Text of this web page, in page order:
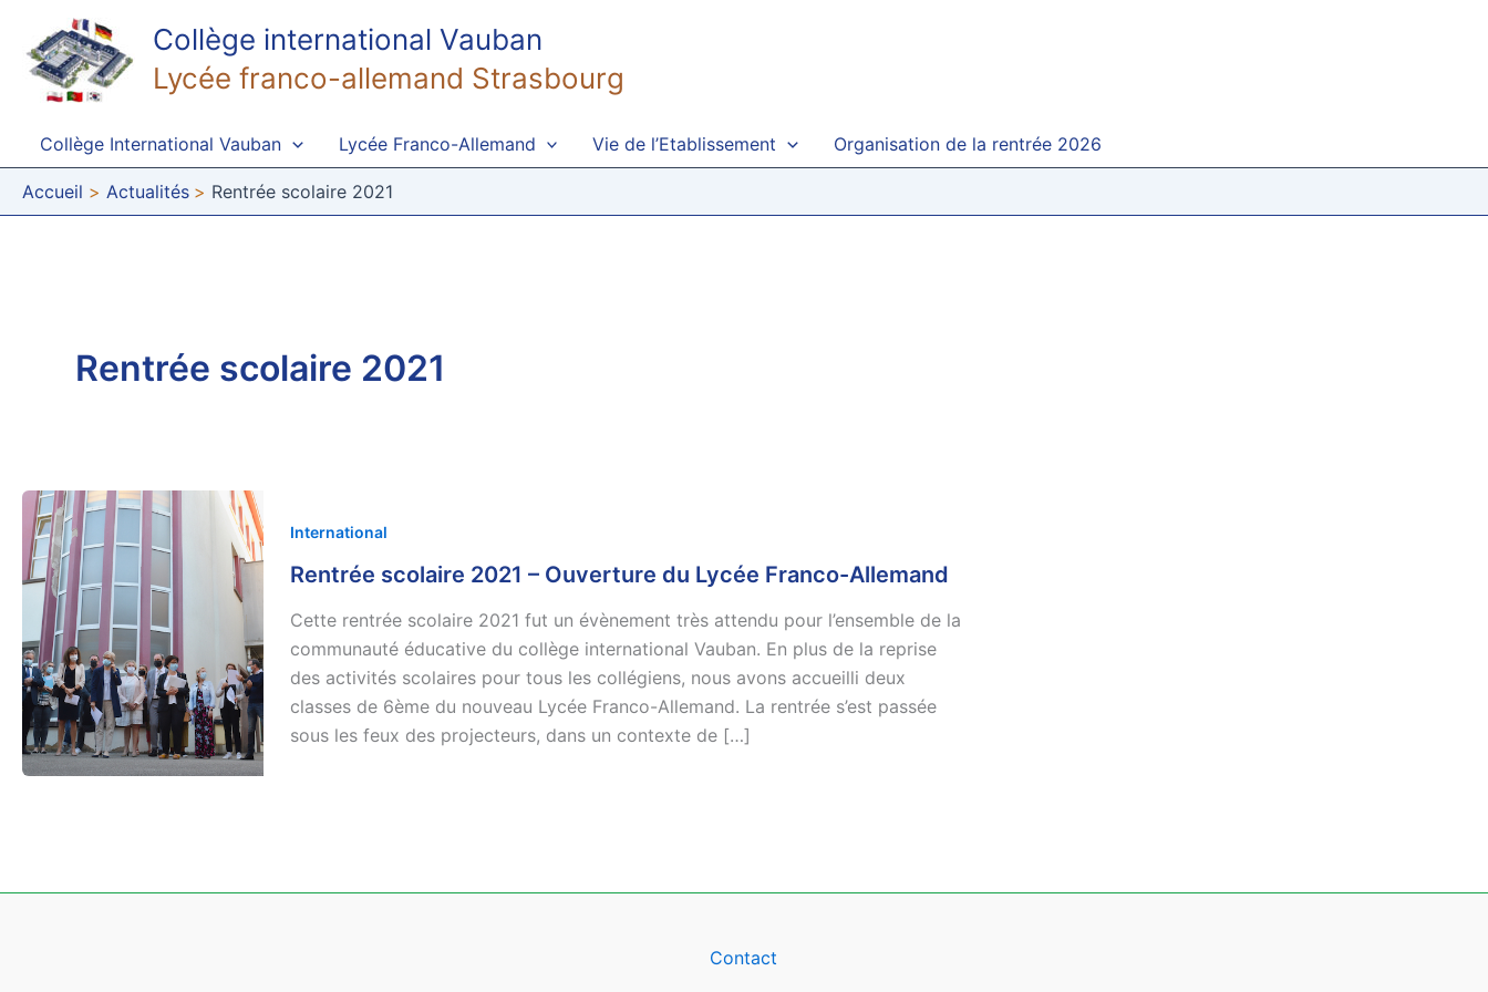
contenu
Collège international Vauban
Lycée franco-allemand Strasbourg
Collège International Vauban Lycée Franco-Allemand Vie de l’Etablissement Organisation de la rentrée 2026
Accueil Actualités Rentrée scolaire 2021
Rentrée scolaire 2021
International
Rentrée scolaire 2021 – Ouverture du Lycée Franco-Allemand
Cette rentrée scolaire 2021 fut un évènement très attendu pour l’ensemble de la
communauté éducative du collège international Vauban. En plus de la reprise
des activités scolaires pour tous les collégiens, nous avons accueilli deux
classes de 6ème du nouveau Lycée Franco-Allemand. La rentrée s’est passée
sous les feux des projecteurs, dans un contexte de […]
Contact